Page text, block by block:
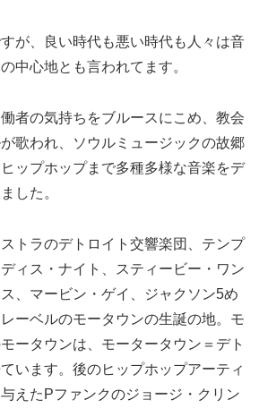
が、良い時代も悪い時代も人々は音
中心地とも言われてます。
者の気持ちをブルースにこめ、教会
歌われ、ソウルミュージックの故郷
ップホップまで多種多様な音楽をデ
した。
トラのデトロイト交響楽団、テンプ
ィス・ナイト、スティービー・ワン
、マービン・ゲイ、ジャクソン5め
ーベルのモータウンの生誕の地。モ
ータウンは、モータータウン＝デト
います。後のヒップホップアーティ
えたPファンクのジョージ・クリン